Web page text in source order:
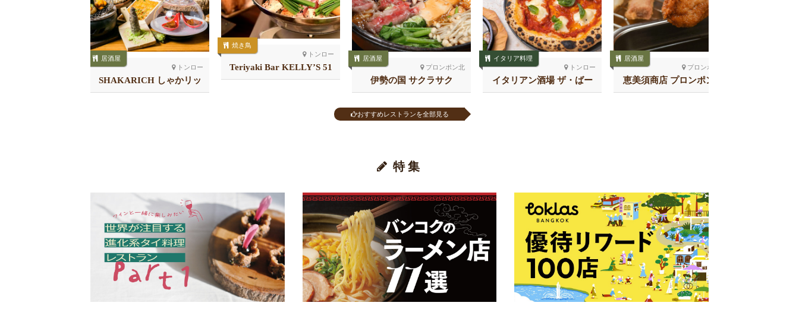
トンロー
居酒屋
SHAKARICH しゃかリッ
チ トンロー
トンロー
焼き鳥
Teriyaki Bar KELLY’S 51
店
プロンポン北
居酒屋
伊勢の国 サクラサク
トンロー
イタリア料理
イタリアン酒場 ザ・ばー
る トンロー
プロンポン北
居酒屋
恵美須商店 プロンポン店
おすすめレストランを全部見る
特集